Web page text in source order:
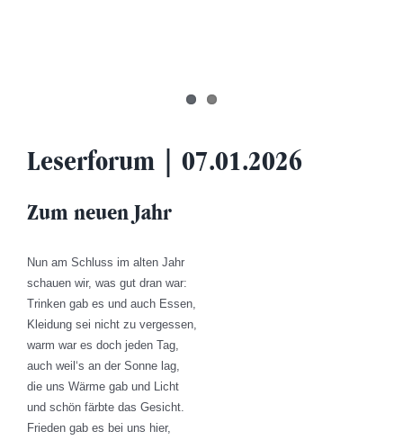
Leserforum | 07.01.2026
Zum neuen Jahr
Nun am Schluss im alten Jahr
schauen wir, was gut dran war:
Trinken gab es und auch Essen,
Kleidung sei nicht zu vergessen,
warm war es doch jeden Tag,
auch weil‘s an der Sonne lag,
die uns Wärme gab und Licht
und schön färbte das Gesicht.
Frieden gab es bei uns hier,